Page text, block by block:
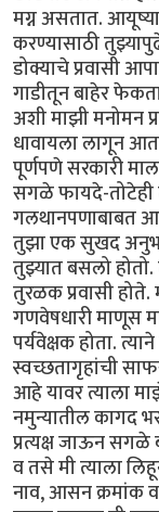
मग्न असतात.
करण्यासाठी
डोक्याचे प्रवासी
गाडीतून बाहेर
अशी माझी मनोमन
धावायला लागून
पूर्णपणे सरकारी
सगळे फायदे-तोटेही
गलथानपणाबाबत
तुझा एक सुखद
तुझ्यात बसलो
तुरळक प्रवासी
गणवेषधारी माणूस
पर्यवेक्षक होता.
स्वच्छतागृहांची
आहे यावर त्याला
नमुन्यातील कागद
प्रत्यक्ष जाऊन
व तसे मी त्याला
नाव, आसन क्रमांक व